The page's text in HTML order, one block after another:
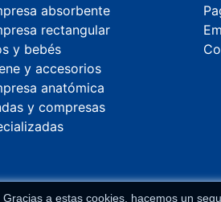
absorbente
rectangular
y bebés
y accesorios
anatómica
y compresas
a estas cookies, hacemos un